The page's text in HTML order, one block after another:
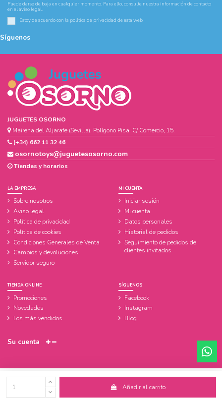
Añadir al carrito
Puede darse de baja en cualquier momento. Para ello, consulte nuestra información de contacto
en el aviso legal.
Estoy de acuerdo con la política de privacidad de esta web
Síguenos
JUGUETES OSORNO
Mairena del Aljarafe (Sevilla). Polígono Pisa. C/ Comercio, 15.
(+34) 662 11 32 46
osornotoys@juguetesosorno.com
Tiendas y horarios
LA EMPRESA
Sobre nosotros
Aviso legal
Política de privacidad
Política de cookies
Condiciones Generales de Venta
Cambios y devoluciones
Servidor seguro
MI CUENTA
Iniciar sesión
Mi cuenta
Datos personales
Historial de pedidos
Seguimiento de pedidos de
clientes invitados
TIENDA ONLINE
Promociones
Novedades
Los más vendidos
SÍGUENOS
Facebook
Instagram
Blog
Su cuenta
© 2021 Juguetes Osorno. Todos los derechos reservados.